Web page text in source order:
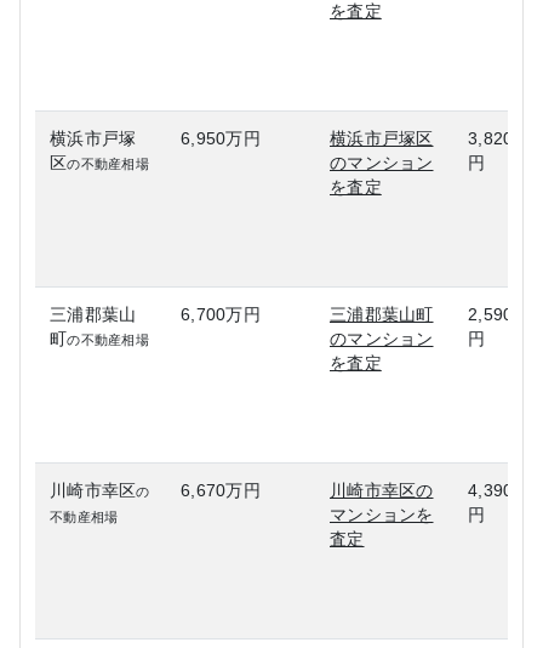
を査定
横浜市戸塚
区の不動産相場
6,950万円
横浜市戸塚区
のマンション
を査定
3,820万
円
三浦郡葉山
町の不動産相場
6,700万円
三浦郡葉山町
のマンション
を査定
2,590万
円
川崎市幸区の
不動産相場
6,670万円
川崎市幸区の
マンションを
査定
4,390万
円